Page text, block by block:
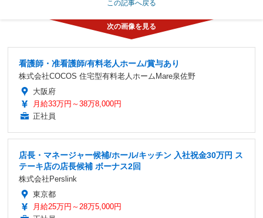
この記事へ戻る
看護師・准看護師/有料老人ホーム/賞与あり
株式会社COCOS 住宅型有料老人ホームMare泉佐野
大阪府
月給33万円～38万8,000円
正社員
店長・マネージャー候補/ホール/キッチン 入社祝金30万円 ス
テーキ店の店長候補 ボーナス2回
株式会社Perslink
東京都
月給25万円～28万5,000円